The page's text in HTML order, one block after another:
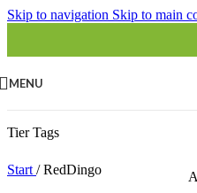
Skip to navigation Skip to main
MENU
Tier Tags
Start / RedDingo